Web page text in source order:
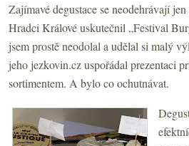
Zajímavé degustace se neodehrávají
Hradci Králové uskutečnil „Festival
jsem prostě neodolal a udělal si malý
jeho jezkovin.cz uspořádal prezentaci
sortimentem. A bylo co ochutnávat.